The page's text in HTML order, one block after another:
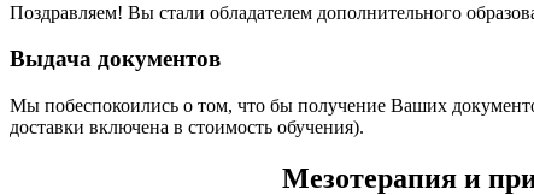
Поздравляем! Вы стали обладателем дополнительного
Выдача документов
Мы побеспокоились о том, что бы получение Ваших
доставки включена в стоимость обучения).
Мезотерапия и